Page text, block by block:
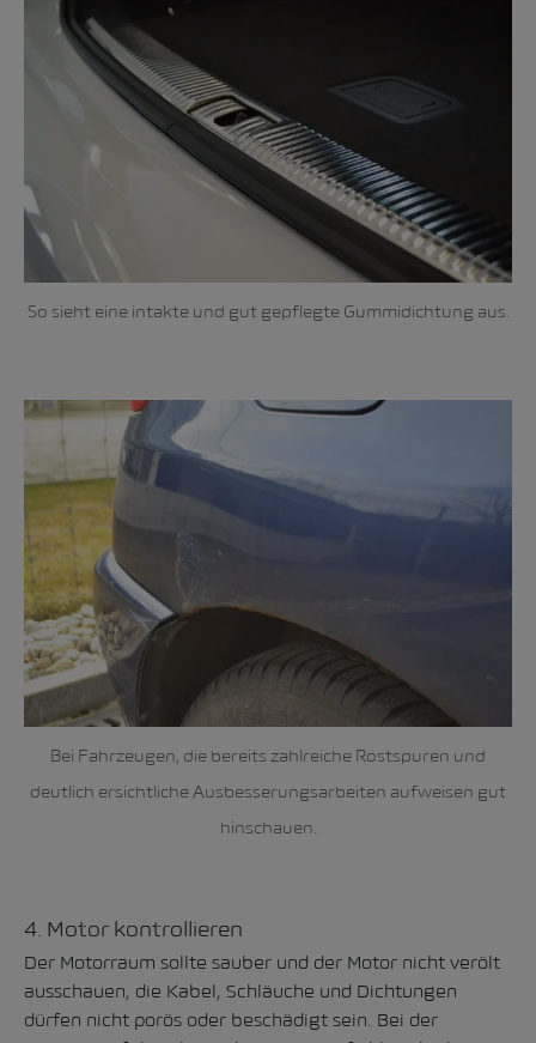
So sieht eine intakte und gut gepflegte Gummidichtung aus.
Bei Fahrzeugen, die bereits zahlreiche Rostspuren und
deutlich ersichtliche Ausbesserungsarbeiten aufweisen gut
hinschauen.
4. Motor kontrollieren
Der Motorraum sollte sauber und der Motor nicht verölt
ausschauen, die Kabel, Schläuche und Dichtungen
dürfen nicht porös oder beschädigt sein. Bei der